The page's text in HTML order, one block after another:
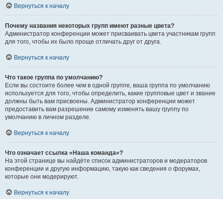
Вернуться к началу
Почему названия некоторых групп имеют разные цвета?
Администратор конференции может присваивать цвета участникам групп
для того, чтобы их было проще отличать друг от друга.
Вернуться к началу
Что такое группа по умолчанию?
Если вы состоите более чем в одной группе, ваша группа по умолчанию
используется для того, чтобы определить, какие групповые цвет и звание
должны быть вам присвоены. Администратор конференции может
предоставить вам разрешение самому изменять вашу группу по
умолчанию в личном разделе.
Вернуться к началу
Что означает ссылка «Наша команда»?
На этой странице вы найдёте список администраторов и модераторов
конференции и другую информацию, такую как сведения о форумах,
которые они модерируют.
Вернуться к началу